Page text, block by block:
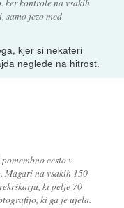
samo jezo med
kjer si nekateri
neglede na hitrost.
cesto v
Magari na vsakih 150-
ki pelje 70
ki ga je ujela.